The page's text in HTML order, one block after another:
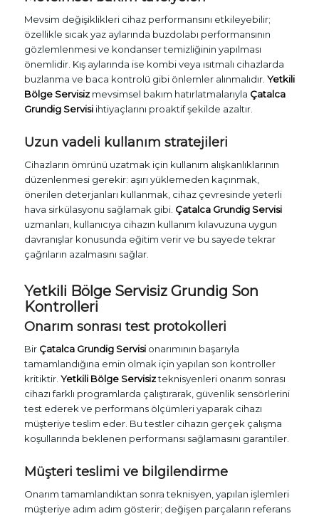
Mevsim değişiklikleri cihaz performansını etkileyebilir;
özellikle sıcak yaz aylarında buzdolabı performansının
gözlemlenmesi ve kondanser temizliğinin yapılması
önemlidir. Kış aylarında ise kombi veya ısıtmalı cihazlarda
buzlanma ve baca kontrolü gibi önlemler alınmalıdır. Yetkili
Bölge Servisizmevsimsel bakım hatırlatmalarıyla Çatalca
Grundig Servisiihtiyaçlarını proaktif şekilde azaltır.
Uzun vadeli kullanım stratejileri
Cihazların ömrünü uzatmak için kullanım alışkanlıklarının
düzenlenmesi gerekir: aşırı yüklemeden kaçınmak,
önerilen deterjanları kullanmak, cihaz çevresinde yeterli
hava sirkülasyonu sağlamak gibi. Çatalca Grundig Servisi
uzmanları, kullanıcıya cihazın kullanım kılavuzuna uygun
davranışlar konusunda eğitim verir ve bu sayede tekrar
çağrıların azalmasını sağlar.
Yetkili Bölge Servisiz Grundig Son
Kontrolleri
Onarım sonrası test protokolleri
Bir Çatalca Grundig Servisionarımının başarıyla
tamamlandığına emin olmak için yapılan son kontroller
kritiktir. Yetkili Bölge Servisizteknisyenleri onarım sonrası
cihazı farklı programlarda çalıştırarak, güvenlik sensörlerini
test ederek ve performans ölçümleri yaparak cihazı
müşteriye teslim eder. Bu testler cihazın gerçek çalışma
koşullarında beklenen performansı sağlamasını garantiler.
Müşteri teslimi ve bilgilendirme
Onarım tamamlandıktan sonra teknisyen, yapılan işlemleri
müşteriye adım adım gösterir; değişen parçaların referans